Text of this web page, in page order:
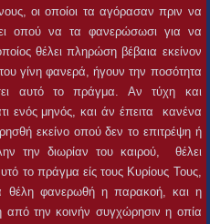
οι οποίοι τα αγόρασαν πριν να
οπού να τα φανερώσωσι για να
θέλει πληρώση βέβαια εκείνον
γίνη φανερά, ήγουν την ποσότητα
αυτό το πράγμα. Αν τύχη και
ενός μηνός, και άν έπειτα κανένα
εκείνο οπού δεν το επιτρέψη ή
την διωρίαν του καιρού, θέλει
το πράγμα είς τους Κυρίους Τους,
θέλη φανερωθή η παρακοή, και η
από την κοινήν συγχώρησιν η οπία